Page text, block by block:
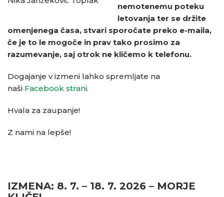
nemotenemu poteku
letovanja ter se držite
omenjenega časa, stvari sporočate preko e-maila,
če je to le mogoče in prav tako prosimo za
razumevanje, saj otrok ne kličemo k telefonu.
Dogajanje v izmeni lahko spremljate na
naši Facebook strani.
Hvala za zaupanje!
Z nami na lepše!
IZMENA: 8. 7. – 18. 7. 2026 – MORJE